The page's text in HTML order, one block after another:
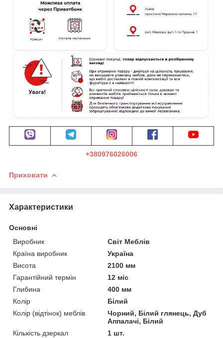
+380976026006
Приховати
Характеристики
Основні
Виробник
Світ Меблів
Країна виробник
Україна
Висота
2100 мм
Гарантійний термін
12 міс
Глибина
400 мм
Колір
Білий
Колір (відтінок) меблів
Чорний, Білий глянець, Дуб
Аппалачі, Білий
Кількість дзеркал
1 шт.